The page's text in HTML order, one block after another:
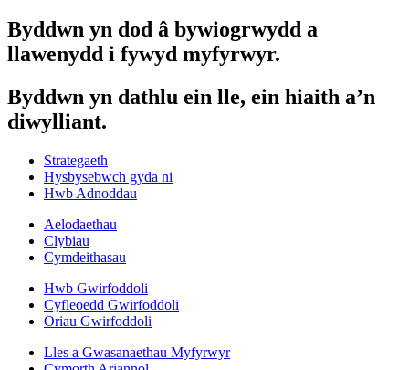
Byddwn yn dod â bywiogrwydd a
llawenydd i fywyd myfyrwyr.
Byddwn yn dathlu ein lle, ein hiaith a’n
diwylliant.
Strategaeth
Hysbysebwch gyda ni
Hwb Adnoddau
Aelodaethau
Clybiau
Cymdeithasau
Hwb Gwirfoddoli
Cyfleoedd Gwirfoddoli
Oriau Gwirfoddoli
Lles a Gwasanaethau Myfyrwyr